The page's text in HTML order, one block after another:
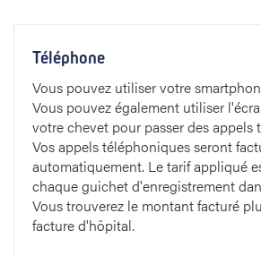
Téléphone
Vous pouvez utiliser votre
Vous pouvez également utiliser
votre chevet pour passer des appels
Vos appels téléphoniques seront
automatiquement. Le tarif appliqué
chaque guichet d'enregistrement
Vous trouverez le montant facturé
facture d'hôpital.